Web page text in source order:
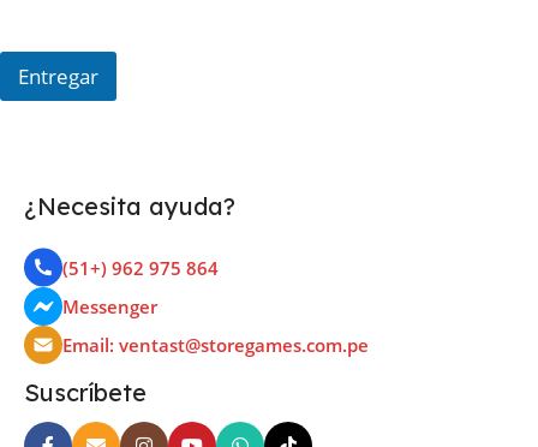
Entregar
¿Necesita ayuda?
(51+) 962 975 864
Messenger
Email: ventast@storegames.com.pe
Suscríbete